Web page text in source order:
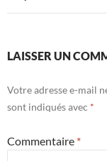
LAISSER UN
Votre adresse e-mail
sont indiqués avec *
Commentaire *